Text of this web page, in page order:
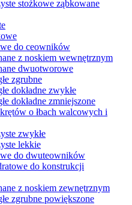
stożkowe ząbkowane
do ceowników
z noskiem wewnętrznym
dwuotworowe
zgrubne
dokładne zwykłe
dokładne zmniejszone
o łbach walcowych i
zwykłe
lekkie
do dwuteowników
do konstrukcji
z noskiem zewnętrznym
zgrubne powiększone